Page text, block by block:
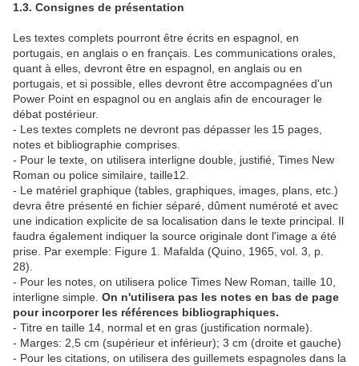
1.3. Consignes de présentation
Les textes complets pourront être écrits en espagnol, en
portugais, en anglais o en français. Les communications orales,
quant à elles, devront être en espagnol, en anglais ou en
portugais, et si possible, elles devront être accompagnées d'un
Power Point en espagnol ou en anglais afin de encourager le
débat postérieur.
- Les textes complets ne devront pas dépasser les 15 pages,
notes et bibliographie comprises.
- Pour le texte, on utilisera interligne double, justifié, Times New
Roman ou police similaire, taille12.
- Le matériel graphique (tables, graphiques, images, plans, etc.)
devra être présenté en fichier séparé, dûment numéroté et avec
une indication explicite de sa localisation dans le texte principal. Il
faudra également indiquer la source originale dont l'image a été
prise. Par exemple: Figure 1. Mafalda (Quino, 1965, vol. 3, p.
28).
- Pour les notes, on utilisera police Times New Roman, taille 10,
interligne simple. On n'utilisera pas les notes en bas de page
pour incorporer les références bibliographiques.
- Titre en taille 14, normal et en gras (justification normale).
- Marges: 2,5 cm (supérieur et inférieur); 3 cm (droite et gauche)
- Pour les citations, on utilisera des guillemets espagnoles dans la